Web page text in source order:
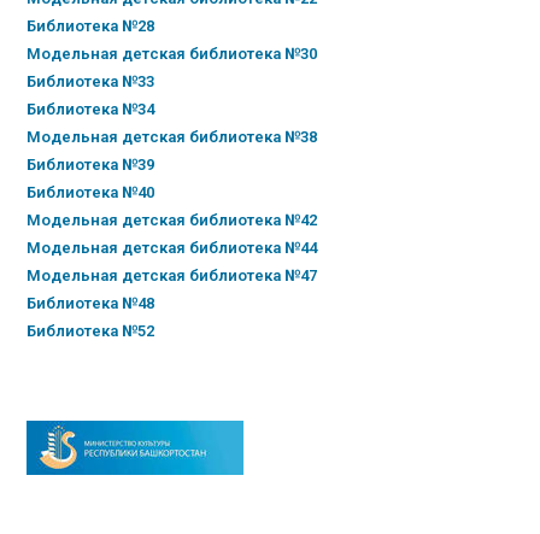
Библиотека №28
Модельная детская библиотека №30
Библиотека №33
Библиотека №34
Модельная детская библиотека №38
Библиотека №39
Библиотека №40
Модельная детская библиотека №42
Модельная детская библиотека №44
Модельная детская библиотека №47
Библиотека №48
Библиотека №52